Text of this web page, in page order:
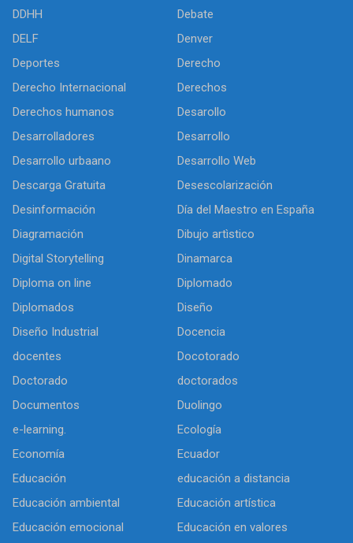
DDHH
Debate
DELF
Denver
Deportes
Derecho
Derecho Internacional
Derechos
Derechos humanos
Desarollo
Desarrolladores
Desarrollo
Desarrollo urbaano
Desarrollo Web
Descarga Gratuita
Desescolarización
Desinformación
Día del Maestro en España
Diagramación
Dibujo artìstico
Digital Storytelling
Dinamarca
Diploma on line
Diplomado
Diplomados
Diseño
Diseño Industrial
Docencia
docentes
Docotorado
Doctorado
doctorados
Documentos
Duolingo
e-learning.
Ecología
Economía
Ecuador
Educación
educación a distancia
Educación ambiental
Educación artística
Educación emocional
Educación en valores